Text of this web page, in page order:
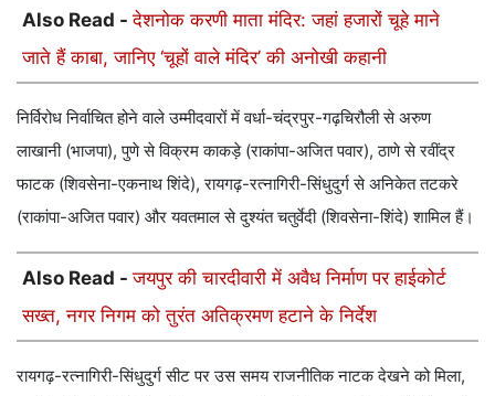
Also Read -देशनोक करणी माता मंदिर: जहां हजारों चूहे माने
जाते हैं काबा, जानिए ‘चूहों वाले मंदिर’ की अनोखी कहानी
निर्विरोध निर्वाचित होने वाले उम्मीदवारों में वर्धा-चंद्रपुर-गढ़चिरौली से अरुण
लाखानी (भाजपा), पुणे से विक्रम काकड़े (राकांपा-अजित पवार), ठाणे से रवींद्र
फाटक (शिवसेना-एकनाथ शिंदे), रायगढ़-रत्नागिरी-सिंधुदुर्ग से अनिकेत तटकरे
(राकांपा-अजित पवार) और यवतमाल से दुश्यंत चतुर्वेदी (शिवसेना-शिंदे) शामिल हैं।
Also Read -जयपुर की चारदीवारी में अवैध निर्माण पर हाईकोर्ट
सख्त, नगर निगम को तुरंत अतिक्रमण हटाने के निर्देश
रायगढ़-रत्नागिरी-सिंधुदुर्ग सीट पर उस समय राजनीतिक नाटक देखने को मिला,